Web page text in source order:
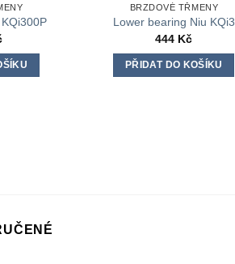
BRZDOVÉ TŘMENY
Lower bearing Niu KQi3
444 Kč
PŘIDAT DO KOŠÍKU